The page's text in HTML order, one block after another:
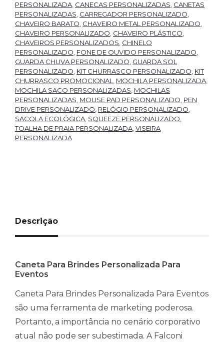
PERSONALIZADA, CANECAS PERSONALIZADAS, CANETAS
PERSONALIZADAS, CARREGADOR PERSONALIZADO,
CHAVEIRO BARATO, CHAVEIRO METAL PERSONALIZADO,
CHAVEIRO PERSONALIZADO, CHAVEIRO PLÁSTICO,
CHAVEIROS PERSONALIZADOS, CHINELO
PERSONALIZADO, FONE DE OUVIDO PERSONALIZADO,
GUARDA CHUVA PERSONALIZADO, GUARDA SOL
PERSONALIZADO, KIT CHURRASCO PERSONALIZADO, KIT
CHURRASCO PROMOCIONAL, MOCHILA PERSONALIZADA,
MOCHILA SACO PERSONALIZADAS, MOCHILAS
PERSONALIZADAS, MOUSE PAD PERSONALIZADO, PEN
DRIVE PERSONALIZADO, RELÓGIO PERSONALIZADO,
SACOLA ECOLÓGICA, SQUEEZE PERSONALIZADO,
TOALHA DE PRAIA PERSONALIZADA,VISEIRA
PERSONALIZADA
Descrição
Caneta Para Brindes Personalizada Para
Eventos
Caneta Para Brindes Personalizada Para Eventos
são uma ferramenta de marketing poderosa.
Portanto, a importância no cenário corporativo
atual não pode ser subestimada. A Falconi